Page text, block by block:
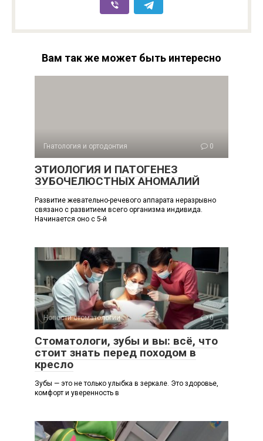
Вам так же может быть интересно
Гнатология и ортодонтия 0
ЭТИОЛОГИЯ И ПАТОГЕНЕЗ
ЗУБОЧЕЛЮСТНЫХ АНОМАЛИЙ
Развитие жевательно-речевого аппарата неразрывно
связано с развитием всего организма индивида.
Начинается оно с 5-й
Новости стоматологии 0
Стоматологи, зубы и вы: всё, что
стоит знать перед походом в
кресло
Зубы — это не только улыбка в зеркале. Это здоровье,
комфорт и уверенность в